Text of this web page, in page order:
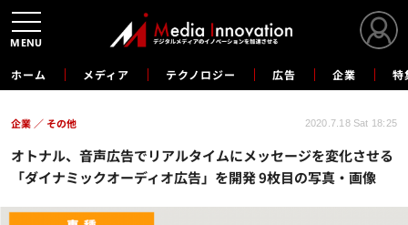
ホーム メディア テクノロジー 広告 企業 特
オトナル、音声広告でリアルタイムにメッセージを変化させる
「ダイナミックオーディオ広告」を開発 9枚目の写真・画像
企業 その他 2020.7.18 Sat 18:25
MENU